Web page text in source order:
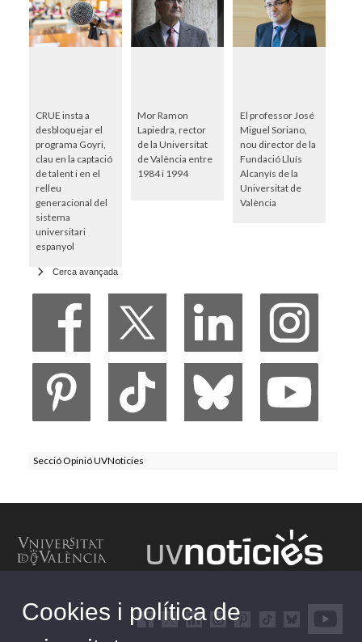
CRUE insta a
desbloquejar el
programa Goyri,
clau en la captació
de talent i en el
relleu
generacional del
sistema
universitari
espanyol
Mor Ramon
Lapiedra, rector
de la Universitat
de València entre
1984 i 1994
El professor José
Miguel Soriano,
nou director de la
Fundació Lluís
Alcanyís de la
Universitat de
València
Cerca avançada
Secció Opinió UVNoticies
Cookies i política de